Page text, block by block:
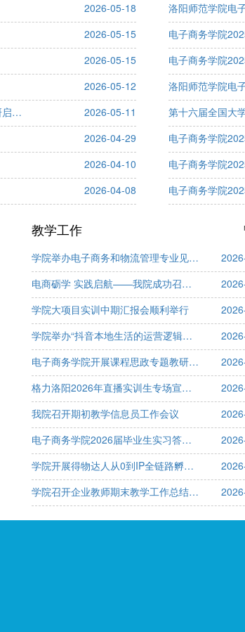
2026-05-18
2026-05-15
2026-05-15
2026-05-12
电子商务学院 召开2026届优秀毕业生表彰暨2027届考研启动大会
2026-05-11
2026-04-29
2026-04-10
2026-04-08
电子商务学院
电子商务学院
洛阳师范学院电
电子商务学院
电子商务学院
教学工作
学院举办电子商务和物流管理专业见习活动启动会
电商砺学 实践启航——我院成功召开实习启动会
学院大项目实训中期汇报会顺利举行
学院举办“抖音本地生活的运营逻辑与电商实战”专题分享会
电子商务学院开展课程思政专题教研暨教师公开课活动
格力洛阳2026年直播实训生专场宣讲会举行
我院召开期初教学信息员工作会议
电子商务学院2026届毕业生实习答辩圆满成功
学院开展得物达人从0到IP全链路孵化分享会
学院召开企业教师期末教学工作总结座谈会